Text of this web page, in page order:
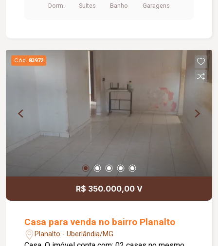
Dorm. Suítes Banho Garagens
Cód. 83972
R$ 350.000,00 V
Casa para venda no bairro Planalto
Planalto - Uberlândia/MG